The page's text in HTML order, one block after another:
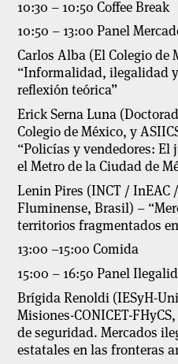
10:30 – 10:50 Coffee Break
10:50 – 13:00 Panel
Carlos Alba (El Colegio de
“Informalidad, ilegalidad
reflexión teórica”
Erick Serna Luna
Colegio de México, y
“Policías y vendedores: El
el Metro de la Ciudad de
Lenin Pires (INCT / InEAC
Fluminense, Brasil) –
territorios fragmentados
13:00 –15:00 Comida
15:00 – 16:50 Panel
Brígida Renoldi (IESyH-
Misiones-CONICET-
de seguridad. Mercados
estatales en las fronteras